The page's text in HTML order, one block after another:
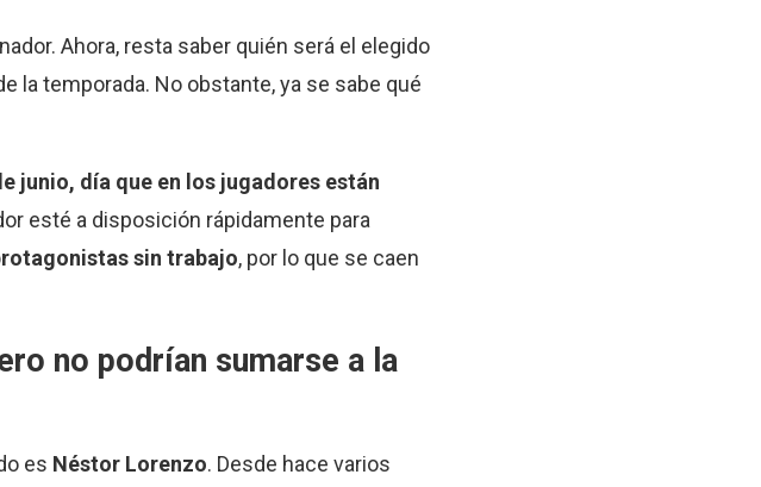
Ahora, resta saber quién será el elegido
la temporada. No obstante, ya se sabe qué
junio, día que en los jugadores están
esté a disposición rápidamente para
sin trabajo, por lo que se caen
no podrían sumarse a la
es Néstor Lorenzo. Desde hace varios